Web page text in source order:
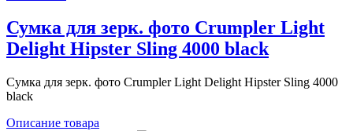
Сумка для зерк. фото Crumpler Light
Delight Hipster Sling 4000 black
Сумка для зерк. фото Crumpler Light Delight Hipster Sling 4000
black
Описание товара